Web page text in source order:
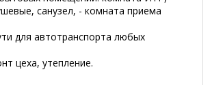
санузел, - комната приема
для автотранспорта любых
цеха, утепление.